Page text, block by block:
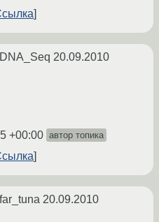
20.09.2010
+00:00 автор топика
20.09.2010